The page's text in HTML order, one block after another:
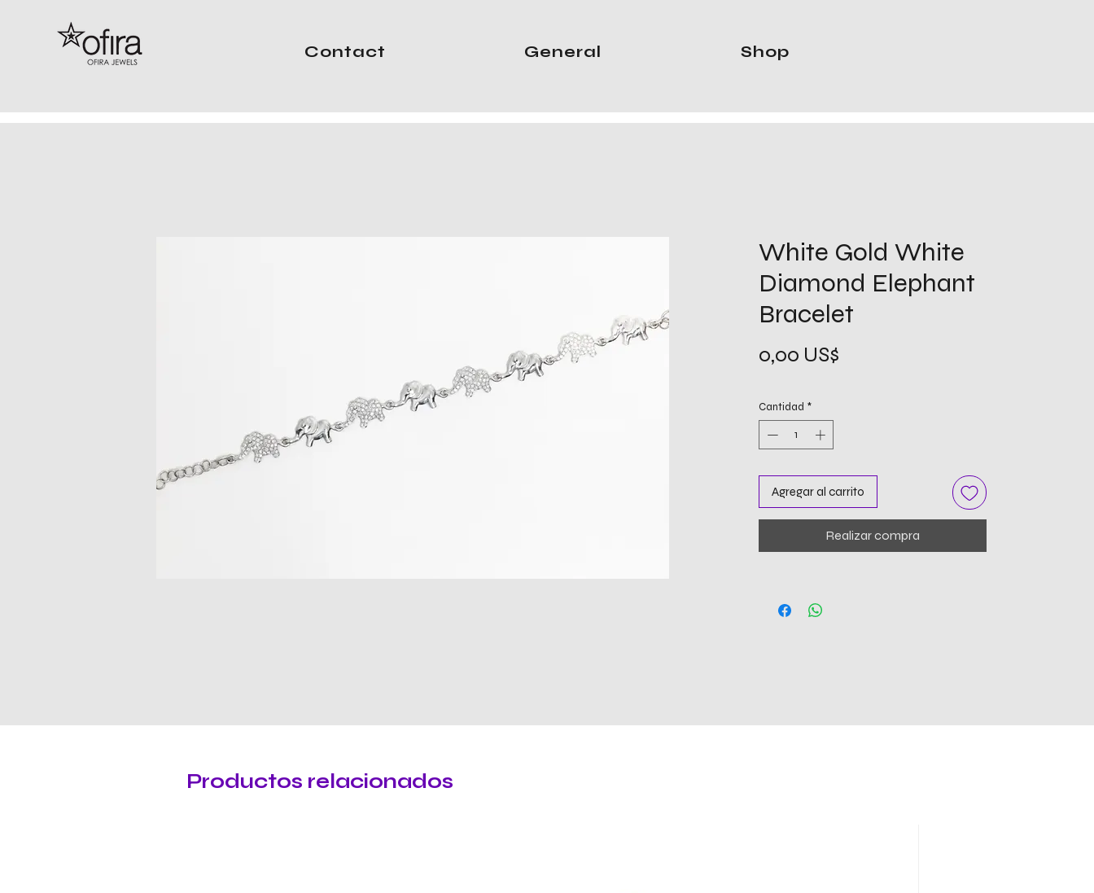
Contact General Shop
White Gold White
Diamond Elephant
Bracelet
0,00 US$
Cantidad *
Agregar al carrito
Realizar compra
Productos relacionados